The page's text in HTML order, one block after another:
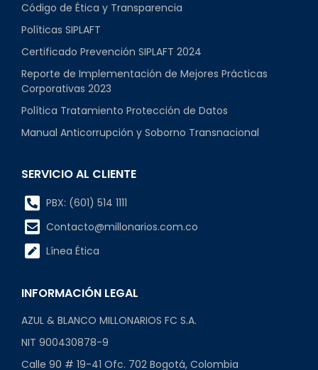
Código de Ética y Transparencia
Políticas SIPLAFT
Certificado Prevención SIPLAFT 2024
Reporte de Implementación de Mejores Prácticas
Corporativas 2023
Política Tratamiento Protección de Datos
Manual Anticorrupción y Soborno Transnacional
SERVICIO AL CLIENTE
PBX: (601) 514 1111
Contacto@millonarios.com.co
Línea Ética
INFORMACIÓN LEGAL
AZUL & BLANCO MILLONARIOS FC S.A.
NIT 900430878-9
Calle 90 # 19-41 Ofc. 702 Bogotá, Colombia